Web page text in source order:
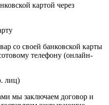
картой через
со своей банковской карты
телефону (онлайн-
лиц)
мы заключаем договор и